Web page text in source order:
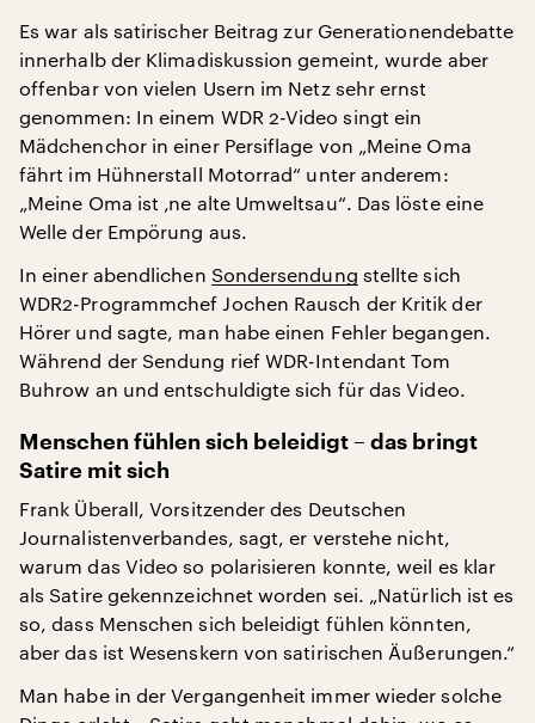
Es war als satirischer Beitrag zur Generationendebatte
innerhalb der Klimadiskussion gemeint, wurde aber
offenbar von vielen Usern im Netz sehr ernst
genommen: In einem WDR 2-Video singt ein
Mädchenchor in einer Persiflage von „Meine Oma
fährt im Hühnerstall Motorrad“ unter anderem:
„Meine Oma ist ‚ne alte Umweltsau“. Das löste eine
Welle der Empörung aus.
In einer abendlichen Sondersendung stellte sich
WDR2-Programmchef Jochen Rausch der Kritik der
Hörer und sagte, man habe einen Fehler begangen.
Während der Sendung rief WDR-Intendant Tom
Buhrow an und entschuldigte sich für das Video.
Menschen fühlen sich beleidigt – das bringt
Satire mit sich
Frank Überall, Vorsitzender des Deutschen
Journalistenverbandes, sagt, er verstehe nicht,
warum das Video so polarisieren konnte, weil es klar
als Satire gekennzeichnet worden sei. „Natürlich ist es
so, dass Menschen sich beleidigt fühlen könnten,
aber das ist Wesenskern von satirischen Äußerungen.“
Man habe in der Vergangenheit immer wieder solche